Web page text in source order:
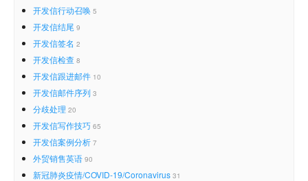
开发信行动召唤 5
开发信结尾 9
开发信签名 2
开发信检查 8
开发信跟进邮件 10
开发信邮件序列 3
分歧处理 20
开发信写作技巧 65
开发信案例分析 7
外贸销售英语 90
新冠肺炎疫情/COVID-19/Coronavirus 31